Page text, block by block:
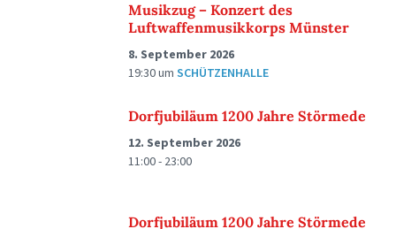
Musikzug – Konzert des
Luftwaffenmusikkorps Münster
8. September 2026
19:30um SCHÜTZENHALLE
Dorfjubiläum 1200 Jahre Störmede
12. September 2026
11:00 - 23:00
Dorfjubiläum 1200 Jahre Störmede